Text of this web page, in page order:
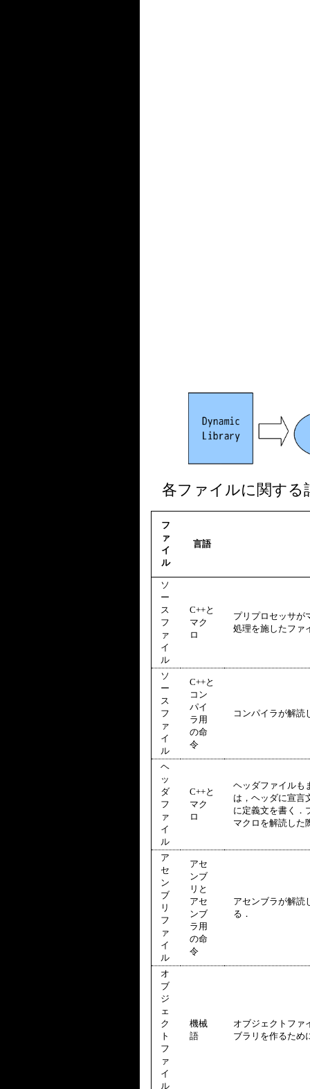
各ファイルに関する
フ
ァ
イ
ル
言語
ソ
ー
ス
フ
ァ
イ
ル
C++と
マク
ロ
プリプロセッサが
処理を施したファ
ソ
ー
ス
フ
ァ
イ
ル
C++と
コン
パイ
ラ用
の命
令
コンパイラが解読
ヘ
ッ
ダ
フ
ァ
イ
ル
C++と
マク
ロ
ヘッダファイルも
は，ヘッダに宣言
に定義文を書く．
マクロを解読した
ア
セ
ン
ブ
リ
フ
ァ
イ
ル
アセ
ンブ
リと
アセ
ンブ
ラ用
の命
令
アセンブラが解読
る．
オ
ブ
ジ
ェ
ク
ト
フ
ァ
イ
ル
機械
語
オブジェクトファ
ブラリを作るため